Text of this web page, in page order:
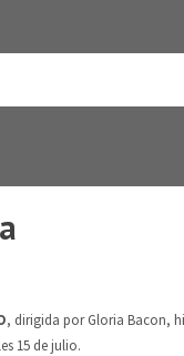
, dirigida por Gloria Bacon,
15 de julio.